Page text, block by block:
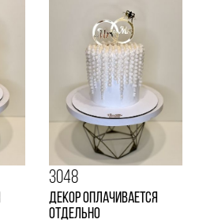
3048
декор оплачивается
отдельно